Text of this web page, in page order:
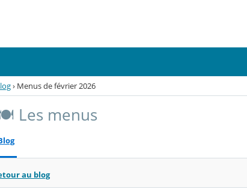
› Menus de février 2026
Les menus
au blog